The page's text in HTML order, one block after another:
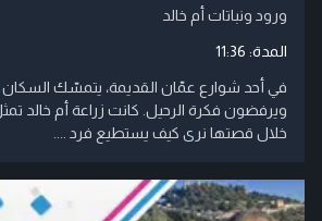
ورود ونباتات أم خالد
المدة: 11:36
في أحد شوارع عمّان القديمة، يتمسّك السكان
ويرفضون فكرة الرحيل. كانت زراعة أم خالد
خلال قصتها نرى كيف يستطيع فرد ....